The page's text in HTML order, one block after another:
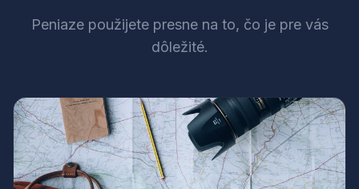
Peniaze použijete presne na to, čo je pre vás
dôležité.